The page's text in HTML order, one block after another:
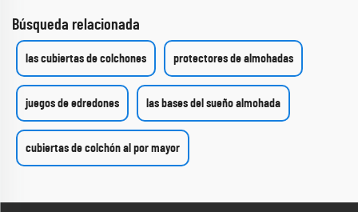
Búsqueda relacionada
las cubiertas de colchones protectores de almohadas
juegos de edredones las bases del sueño almohada
cubiertas de colchón al por mayor